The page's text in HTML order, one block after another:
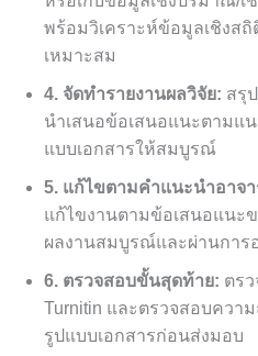
พร้อมวิเคราะห์ข้อมูลเชิงส
เหมาะสม
4. จัดทำรายงานผลวิจัย: สรุ
นำเสนอข้อเสนอแนะตามแ
แบบเอกสารให้สมบูรณ์
5. แก้ไขตามคำแนะนำอาจา
แก้ไขงานตามข้อเสนอแนะ
ผลงานสมบูรณ์และผ่านการ
6. ตรวจสอบขั้นสุดท้าย: ตร
Turnitin และตรวจสอบควา
รูปแบบเอกสารก่อนส่งมอบ